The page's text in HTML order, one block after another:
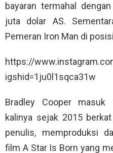
bayaran termahal dengan
juta dolar AS.
Pemeran Iron Man di
https://
igshid=1ju0l1sqca31w
Bradley Cooper
kalinya sejak 2015
penulis, memproduksi
film A Star Is Born yang